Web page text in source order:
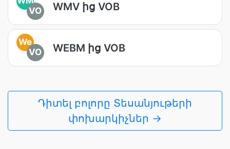
VO
WMV ից VOB
We
VO
WEBM ից VOB
Դիտել բոլորը Տեսանյութերի
փոխարկիչներ →